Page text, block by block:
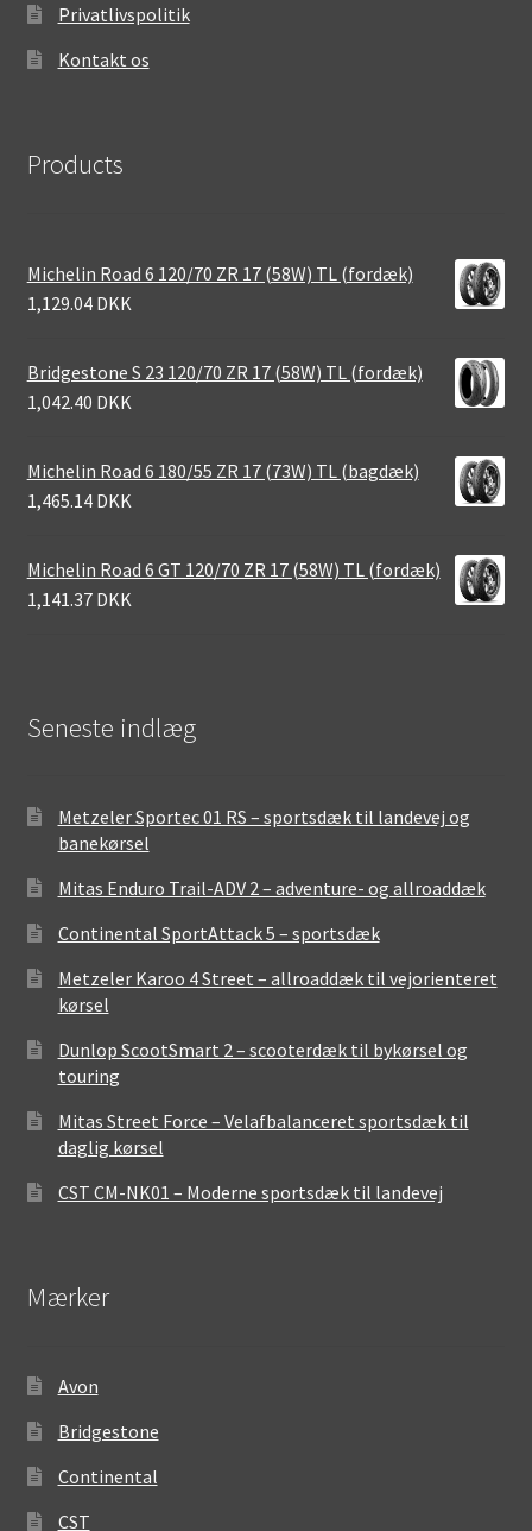
Privatlivspolitik
Kontakt os
Products
Michelin Road 6 120/70 ZR 17 (58W) TL (fordæk)
1,129.04 DKK
Bridgestone S 23 120/70 ZR 17 (58W) TL (fordæk)
1,042.40 DKK
Michelin Road 6 180/55 ZR 17 (73W) TL (bagdæk)
1,465.14 DKK
Michelin Road 6 GT 120/70 ZR 17 (58W) TL (fordæk)
1,141.37 DKK
Seneste indlæg
Metzeler Sportec 01 RS – sportsdæk til landevej og
banekørsel
Mitas Enduro Trail-ADV 2 – adventure- og allroaddæk
Continental SportAttack 5 – sportsdæk
Metzeler Karoo 4 Street – allroaddæk til vejorienteret
kørsel
Dunlop ScootSmart 2 – scooterdæk til bykørsel og
touring
Mitas Street Force – Velafbalanceret sportsdæk til
daglig kørsel
CST CM-NK01 – Moderne sportsdæk til landevej
Mærker
Avon
Bridgestone
Continental
CST